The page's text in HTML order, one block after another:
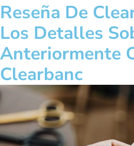
Reseña De
Los Detalles
Anteriormente
Clearbanc